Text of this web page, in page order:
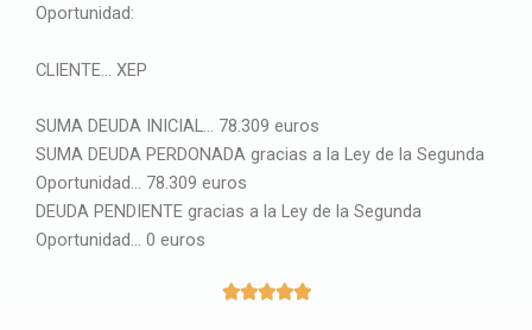
Oportunidad:
CLIENTE… XEP
SUMA DEUDA INICIAL… 78.309 euros
SUMA DEUDA PERDONADA gracias a la Ley de la Segunda
Oportunidad… 78.309 euros
DEUDA PENDIENTE gracias a la Ley de la Segunda
Oportunidad… 0 euros
5